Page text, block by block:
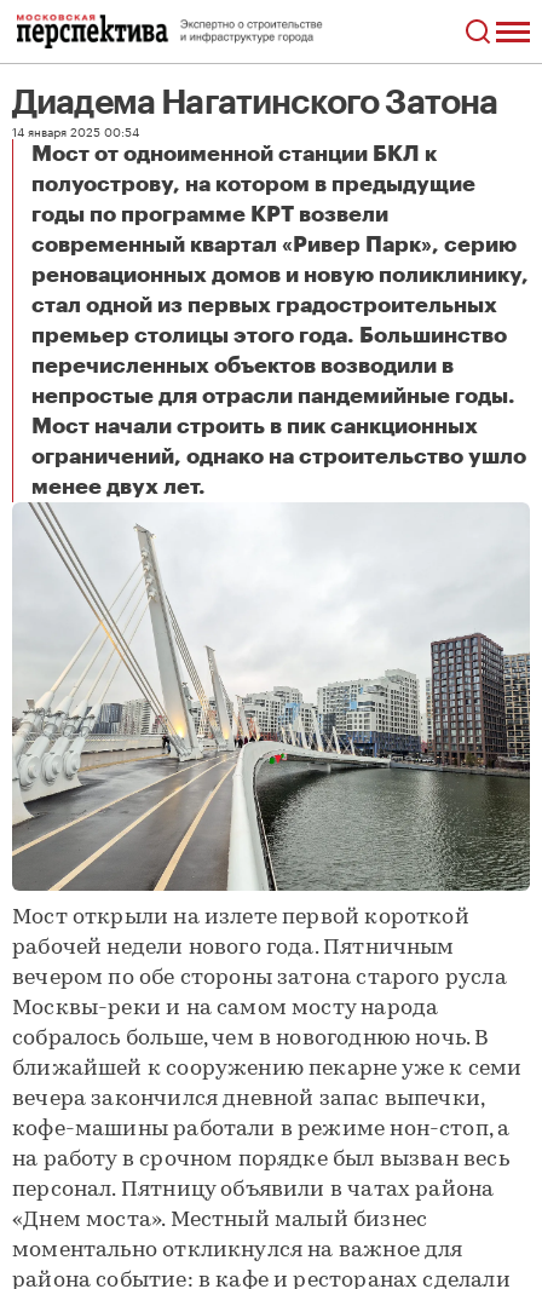
Диадема Нагатинского Затона
14 января 2025 00:54
Мост от одноименной станции БКЛ к
полуострову, на котором в предыдущие
годы по программе КРТ возвели
современный квартал «Ривер Парк», серию
реновационных домов и новую поликлинику,
стал одной из первых градостроительных
премьер столицы этого года. Большинство
перечисленных объектов возводили в
непростые для отрасли пандемийные годы.
Мост начали строить в пик санкционных
ограничений, однако на строительство ушло
менее двух лет.
Диадема Нагатинского Затона
Мост открыли на излете первой короткой
рабочей недели нового года. Пятничным
вечером по обе стороны затона старого русла
Москвы-реки и на самом мосту народа
собралось больше, чем в новогоднюю ночь. В
ближайшей к сооружению пекарне уже к семи
вечера закончился дневной запас выпечки,
кофе-машины работали в режиме нон-стоп, а
на работу в срочном порядке был вызван весь
персонал. Пятницу объявили в чатах района
«Днем моста». Местный малый бизнес
моментально откликнулся на важное для
района событие: в кафе и ресторанах сделали